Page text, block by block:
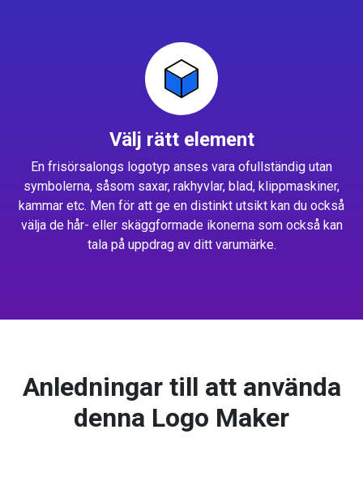
Välj rätt element
En frisörsalongs logotyp anses vara ofullständig utan
symbolerna, såsom saxar, rakhyvlar, blad, klippmaskiner,
kammar etc. Men för att ge en distinkt utsikt kan du också
välja de hår- eller skäggformade ikonerna som också kan
tala på uppdrag av ditt varumärke.
Anledningar till att använda
denna Logo Maker